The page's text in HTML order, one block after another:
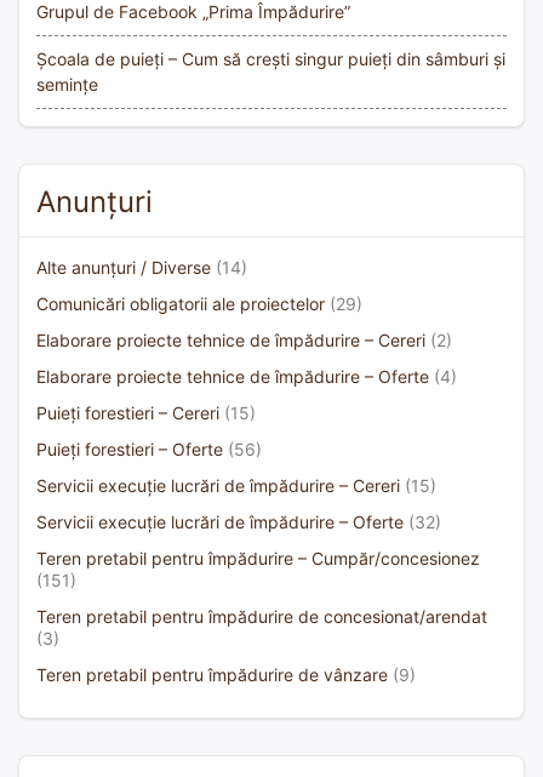
Grupul de Facebook „Prima Împădurire”
Școala de puieți – Cum să crești singur puieți din sâmburi și
semințe
Anunțuri
Alte anunțuri / Diverse (14)
Comunicări obligatorii ale proiectelor (29)
Elaborare proiecte tehnice de împădurire – Cereri (2)
Elaborare proiecte tehnice de împădurire – Oferte (4)
Puieți forestieri – Cereri (15)
Puieți forestieri – Oferte (56)
Servicii execuție lucrări de împădurire – Cereri (15)
Servicii execuție lucrări de împădurire – Oferte (32)
Teren pretabil pentru împădurire – Cumpăr/concesionez
(151)
Teren pretabil pentru împădurire de concesionat/arendat
(3)
Teren pretabil pentru împădurire de vânzare (9)